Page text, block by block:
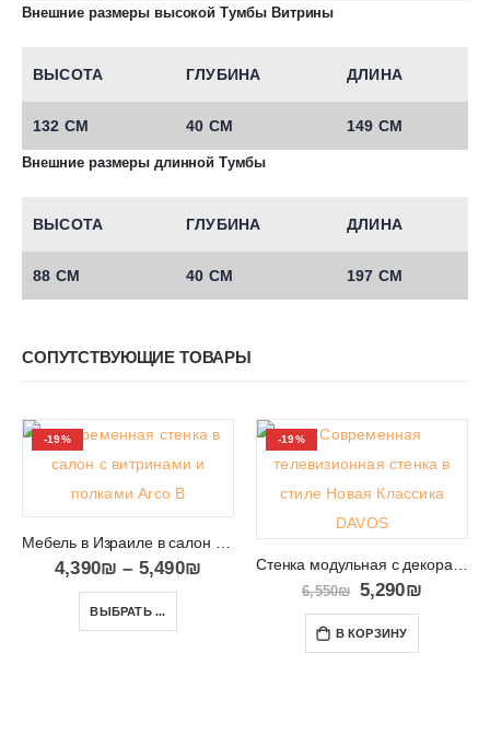
Внешние размеры высокой Тумбы Витрины
ВЫСОТА ГЛУБИНА ДЛИНА
132 СМ 40 СМ 149 СМ
Внешние размеры длинной Тумбы
ВЫСОТА ГЛУБИНА ДЛИНА
88 СМ 40 СМ 197 СМ
СОПУТСТВУЮЩИЕ ТОВАРЫ
-19%
Мебель в Израиле в салон под телевизор и аппаратуру Arco B
4,390₪ – 5,490₪
ВЫБРАТЬ ...
-19%
Стенка модульная с декоративными вставками DAVOS
6,550₪ 5,290₪
В КОРЗИНУ